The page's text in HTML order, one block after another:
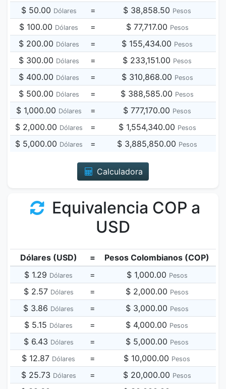
$ 50.00 Dólares = $ 38,858.50 Pesos
$ 100.00 Dólares = $ 77,717.00 Pesos
$ 200.00 Dólares = $ 155,434.00 Pesos
$ 300.00 Dólares = $ 233,151.00 Pesos
$ 400.00 Dólares = $ 310,868.00 Pesos
$ 500.00 Dólares = $ 388,585.00 Pesos
$ 1,000.00 Dólares = $ 777,170.00 Pesos
$ 2,000.00 Dólares = $ 1,554,340.00 Pesos
$ 5,000.00 Dólares = $ 3,885,850.00 Pesos
Calculadora
Equivalencia COP a
USD
Dólares (USD) =
Pesos Colombianos (COP)
$ 1.29 Dólares = $ 1,000.00 Pesos
$ 2.57 Dólares = $ 2,000.00 Pesos
$ 3.86 Dólares = $ 3,000.00 Pesos
$ 5.15 Dólares = $ 4,000.00 Pesos
$ 6.43 Dólares = $ 5,000.00 Pesos
$ 12.87 Dólares = $ 10,000.00 Pesos
$ 25.73 Dólares = $ 20,000.00 Pesos